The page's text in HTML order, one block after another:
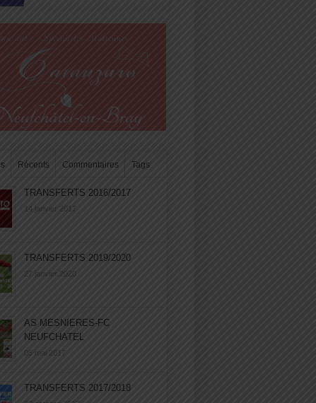
Récents Commentaires Tags
TRANSFERTS 2016/2017
14 janvier 2017
TRANSFERTS 2019/2020
27 janvier 2020
AS MESNIERES-FC
NEUFCHATEL
05 mai 2017
TRANSFERTS 2017/2018